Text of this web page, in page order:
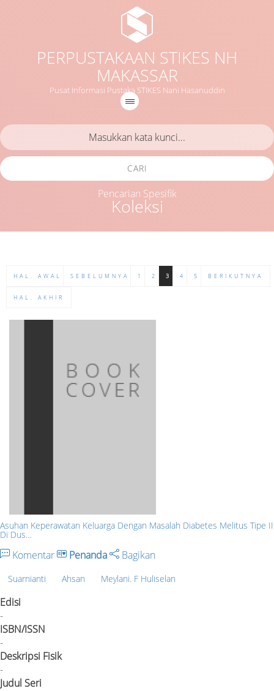
PERPUSTAKAAN STIKES NH
MAKASSAR
Pusat Informasi Pustaka STIKES Nani Hasanuddin
Koleksi
CARI
Pencarian Spesifik
HAL. AWAL SEBELUMNYA 1 2 3 4 5 BERIKUTNYA
HAL. AKHIR
Asuhan Keperawatan Keluarga Dengan Masalah Diabetes Melitus Tipe II
Di Dus…
Komentar Penanda Bagikan
Suarnianti Ahsan Meylani. F Huliselan
Edisi
-
ISBN/ISSN
-
Deskripsi Fisik
-
Judul Seri